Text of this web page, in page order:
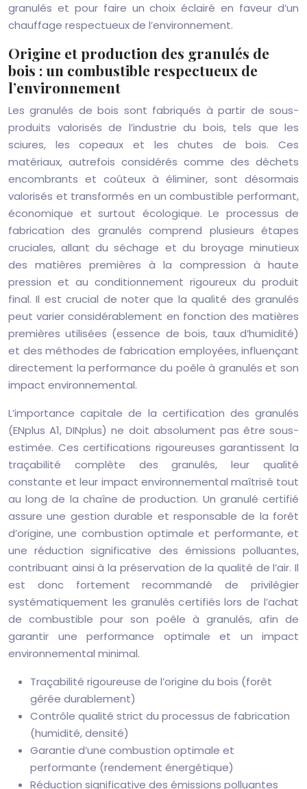
granulés et pour faire un choix éclairé en faveur d’un
chauffage respectueux de l’environnement.
Origine et production des granulés de
bois : un combustible respectueux de
l’environnement
Les granulés de bois sont fabriqués à partir de sous-
produits valorisés de l’industrie du bois, tels que les
sciures, les copeaux et les chutes de bois. Ces
matériaux, autrefois considérés comme des déchets
encombrants et coûteux à éliminer, sont désormais
valorisés et transformés en un combustible performant,
économique et surtout écologique. Le processus de
fabrication des granulés comprend plusieurs étapes
cruciales, allant du séchage et du broyage minutieux
des matières premières à la compression à haute
pression et au conditionnement rigoureux du produit
final. Il est crucial de noter que la qualité des granulés
peut varier considérablement en fonction des matières
premières utilisées (essence de bois, taux d’humidité)
et des méthodes de fabrication employées, influençant
directement la performance du poêle à granulés et son
impact environnemental.
L’importance capitale de la certification des granulés
(ENplus A1, DINplus) ne doit absolument pas être sous-
estimée. Ces certifications rigoureuses garantissent la
traçabilité complète des granulés, leur qualité
constante et leur impact environnemental maîtrisé tout
au long de la chaîne de production. Un granulé certifié
assure une gestion durable et responsable de la forêt
d’origine, une combustion optimale et performante, et
une réduction significative des émissions polluantes,
contribuant ainsi à la préservation de la qualité de l’air. Il
est donc fortement recommandé de privilégier
systématiquement les granulés certifiés lors de l’achat
de combustible pour son poêle à granulés, afin de
garantir une performance optimale et un impact
environnemental minimal.
Traçabilité rigoureuse de l’origine du bois (forêt
gérée durablement)
Contrôle qualité strict du processus de fabrication
(humidité, densité)
Garantie d’une combustion optimale et
performante (rendement énergétique)
Réduction significative des émissions polluantes